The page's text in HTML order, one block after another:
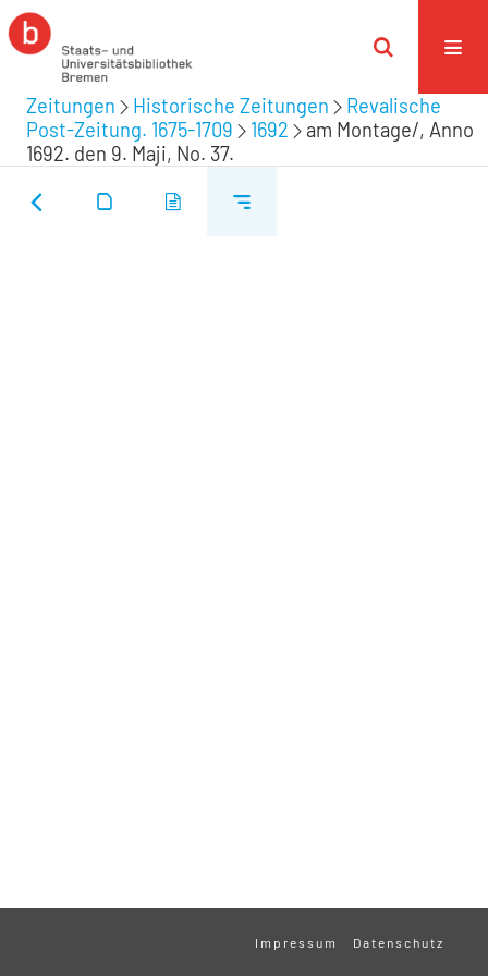
Zeitungen Historische Zeitungen
Revalische
Post-Zeitung. 1675-1709
1692
am Montage/, Anno
1692. den 9. Maji, No. 37.
Impressum Datenschutz